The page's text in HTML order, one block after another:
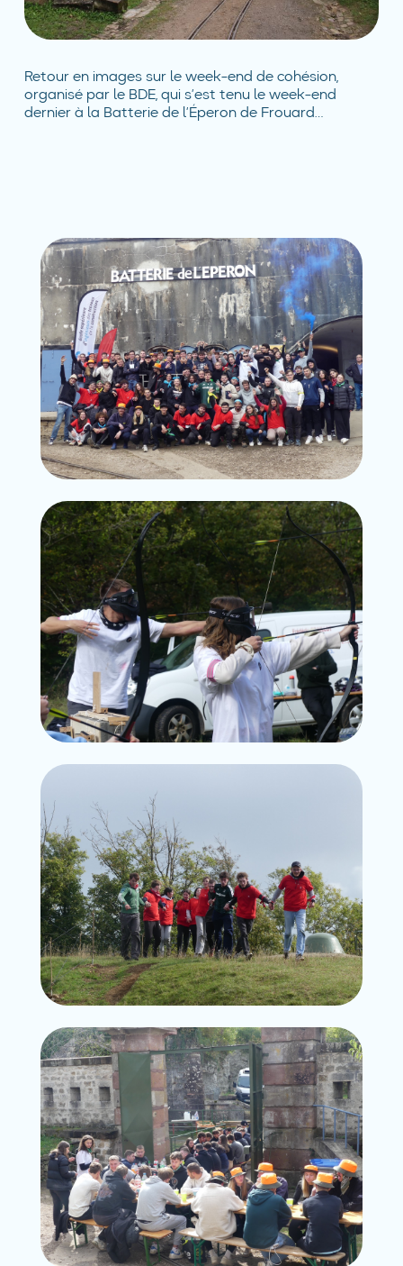
Retour en images sur le week-end de cohésion,
organisé par le BDE, qui s’est tenu le week-end
dernier à la Batterie de l’Éperon de Frouard…